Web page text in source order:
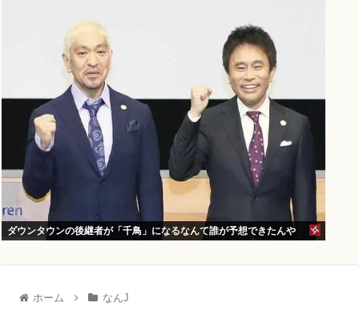
ダウンタウンの後継者が「千鳥」になるなんて誰が予想できたんや
ホーム なんJ